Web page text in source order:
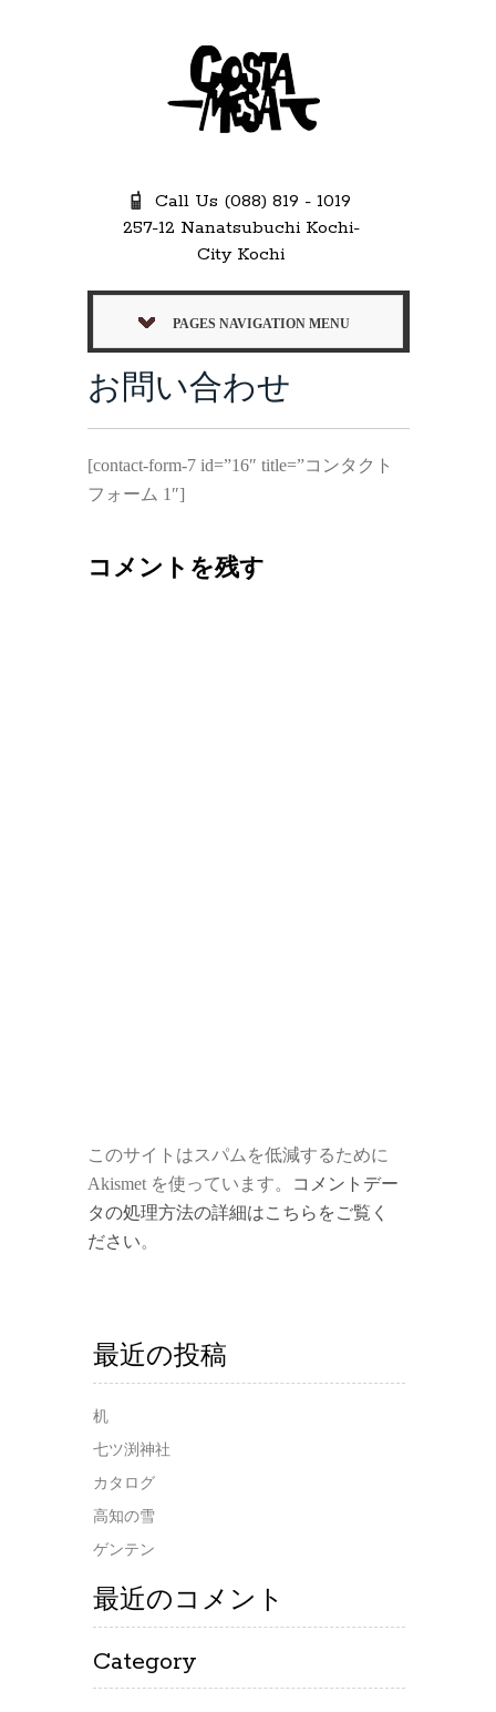
Call Us (088) 819 - 1019
257-12 Nanatsubuchi Kochi-
City Kochi
PAGES NAVIGATION MENU
お問い合わせ
[contact-form-7 id=”16″ title=”コンタクト
フォーム 1″]
コメントを残す
このサイトはスパムを低減するために
Akismet を使っています。
コメントデー
タの処理方法の詳細はこちらをご覧く
ださい。
最近の投稿
机
七ツ渕神社
カタログ
高知の雪
ゲンテン
最近のコメント
Category